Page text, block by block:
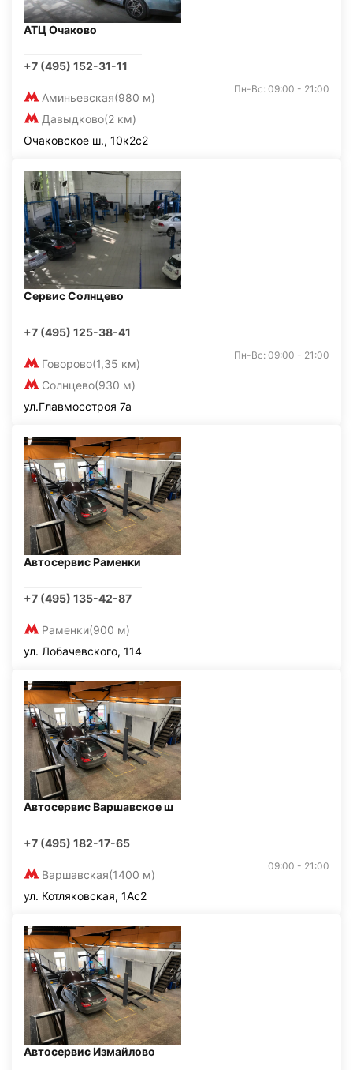
АТЦ Очаково
+7 (495) 152-31-11
Аминьевская(980 м)
Давыдково(2 км)
Пн-Вс: 09:00 - 21:00
Очаковское ш., 10к2с2
Сервис Солнцево
+7 (495) 125-38-41
Говорово(1,35 км)
Солнцево(930 м)
Пн-Вс: 09:00 - 21:00
ул.Главмосстроя 7а
Автосервис Раменки
+7 (495) 135-42-87
Раменки(900 м)
ул. Лобачевского, 114
Автосервис Варшавское ш
+7 (495) 182-17-65
Варшавская(1400 м)
09:00 - 21:00
ул. Котляковская, 1Ас2
Автосервис Измайлово